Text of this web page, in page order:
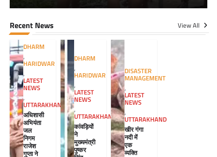
Recent News View All
DHARM
,
HARIDWAR
,
LATEST
NEWS
,
UTTARAKHAND
अधिशासी
अभियंता
जल
निगम
राजेश
गुप्ता ने
DHARM
,
HARIDWAR
,
LATEST
NEWS
,
UTTARAKHAND
कांवड़ियों
ने
मुख्यमंत्री
पुष्कर
DISASTER
MANAGEMENT
,
LATEST
NEWS
,
UTTARAKHAND
खीर गंगा
नदी में
एक
व्यक्ति